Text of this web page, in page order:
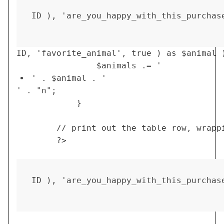
ID ),
ID, 'favorite_animal', true ) as $animal
                $animals .= '
' . $animal . '
' . "n";
            }
// print out the table row,
        ?>
ID ),